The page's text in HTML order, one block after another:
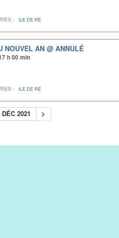
: ILE DE RÉ
NOUVEL AN@ ANNULÉ
h 00 min
: ILE DE RÉ
2021